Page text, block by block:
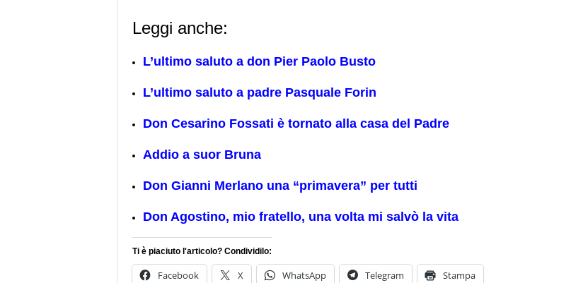
Leggi anche:
L’ultimo saluto a don Pier Paolo Busto
L’ultimo saluto a padre Pasquale Forin
Don Cesarino Fossati è tornato alla casa del Padre
Addio a suor Bruna
Don Gianni Merlano una “primavera” per tutti
Don Agostino, mio fratello, una volta mi salvò la vita
Ti è piaciuto l'articolo? Condividilo:
Facebook X WhatsApp Telegram Stampa